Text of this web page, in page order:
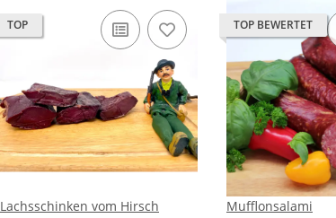
TOP
Lachsschinken vom Hirsch
TOP BEWERTET
Mufflonsalami